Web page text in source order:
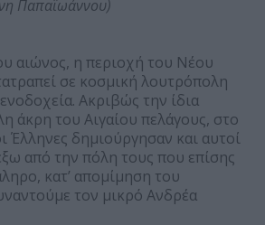
Παπαϊωάννου)
αιώνος, η περιοχή του Νέου
σε κοσμική λουτρόπολη
Ακριβώς την ίδια
άκρη του Αιγαίου πελάγους, στο
Έλληνες δημιούργησαν και αυτοί
από την πόλη τους που επίσης
κατ’ απομίμηση του
τον μικρό Ανδρέα